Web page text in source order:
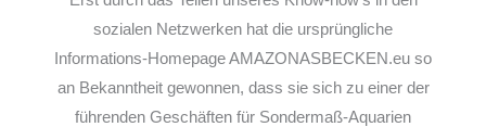
sozialen Netzwerken hat die ursprüngliche
Informations-Homepage AMAZONASBECKEN.eu so
an Bekanntheit gewonnen, dass sie sich zu einer der
führenden Geschäften für Sondermaß-Aquarien